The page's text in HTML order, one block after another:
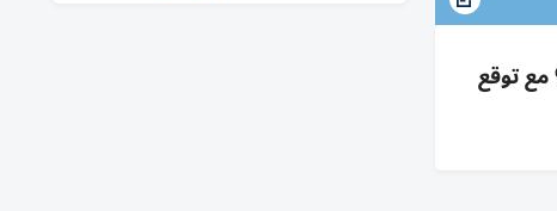
موجة الحر و62% بباريس؛ 2025 وفاة إضافية وارتفاع وفيات المنازل 91% مع توقع